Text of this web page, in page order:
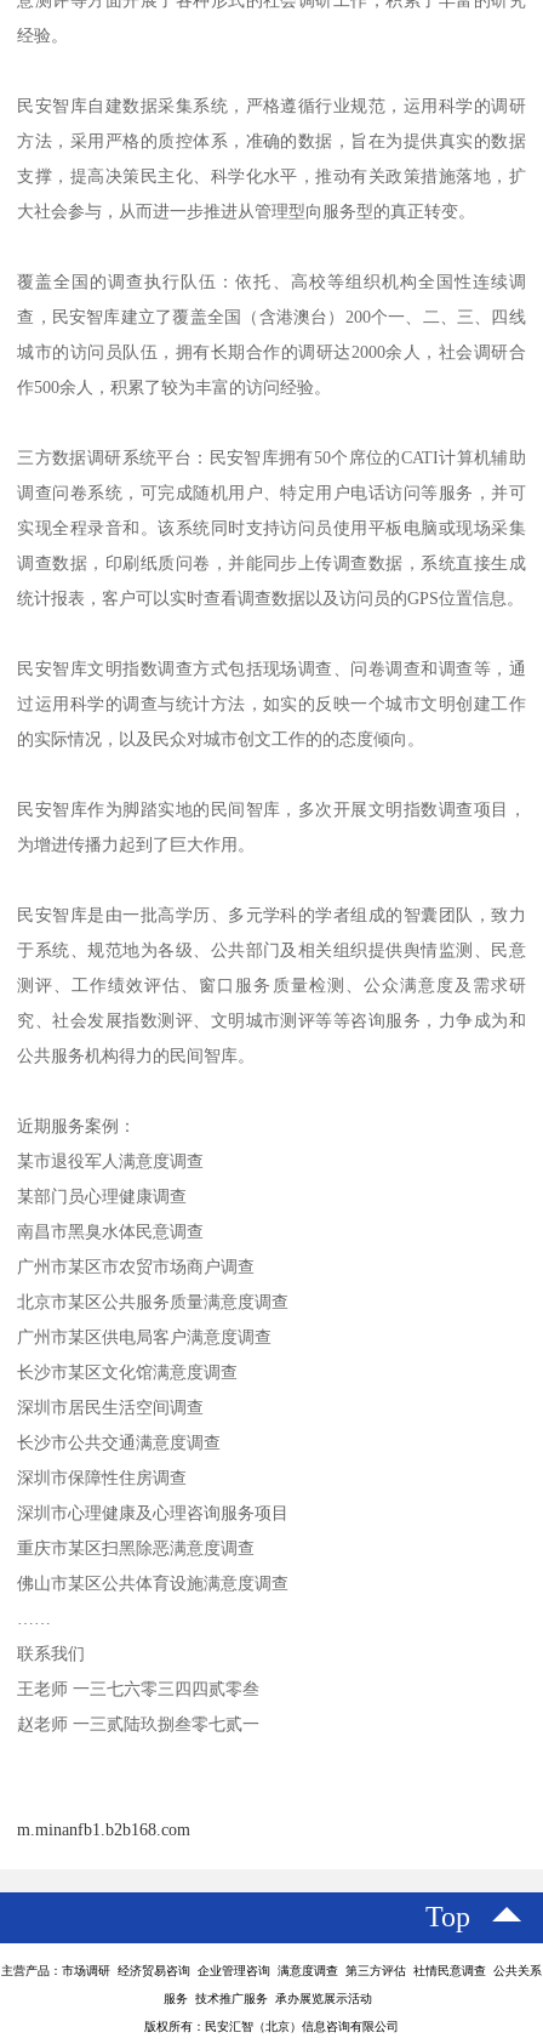
经验。
民安智库自建数据采集系统，严格遵循行业规范，运用科学的调研
方法，采用严格的质控体系，准确的数据，旨在为提供真实的数据
支撑，提高决策民主化、科学化水平，推动有关政策措施落地，扩
大社会参与，从而进一步推进从管理型向服务型的真正转变。
覆盖全国的调查执行队伍：依托、高校等组织机构全国性连续调
查，民安智库建立了覆盖全国（含港澳台） 200个一、二、三、四线
城市的访问员队伍，拥有长期合作的调研达2000余人 ， 社会调研合
作500余人，积累了较为丰富的访问经验。
三方数据调研系统平台：民安智库拥有50个席位的CATI计算机辅助
调查问卷系统，可完成随机用户、特定用户电话访问等服务，并可
实现全程录音和。该系统同时支持访问员使用平板电脑或现场采集
调查数据，印刷纸质问卷，并能同步上传调查数据，系统直接生成
统计报表，客户可以实时查看调查数据以及访问员的GPS位置信息。
民安智库文明指数调查方式包括现场调查、 问卷调查和调查等，通
过运用科学的调查与统计方法，如实的反映一个城市文明创建工作
的实际情况，以及民众对城市创文工作的的态度倾向。
民安智库作为脚踏实地的民间智库，多次开展文明指数调查项目，
为增进传播力起到了巨大作用 。
民安智库是由一批高学历、多元学科的学者组成的智囊团队，致力
于系统、规范地为各级、公共部门及相关组织提供舆情监测、民意
测评、工作绩效评估、窗口服务质量检测、公众满意度及需求研
究、社会发展指数测评、文明城市测评等等咨询服务，力争成为和
公共服务机构得力的民间智库。
近期服务案例：
某市退役军人满意度调查
某部门员心理健康调查
南昌市黑臭水体民意调查
广州市某区市农贸市场商户调查
北京市某区公共服务质量满意度调查
广州市某区供电局客户满意度调查
长沙市某区文化馆满意度调查
深圳市居民生活空间调查
长沙市公共交通满意度调查
深圳市保障性住房调查
深圳市心理健康及心理咨询服务项目
重庆市某区扫黑除恶满意度调查
佛山市某区公共体育设施满意度调查
……
联系我们
王老师 一三七六零三四四贰零叁
赵老师 一三贰陆玖捌叁零七贰一
m.minanfb1.b2b168.com
Top
主营产品：市场调研 经济贸易咨询 企业管理咨询 满意度调查 第三方评估 社情民意调查 公共关系
服务 技术推广服务 承办展览展示活动
版权所有：民安汇智（北京）信息咨询有限公司